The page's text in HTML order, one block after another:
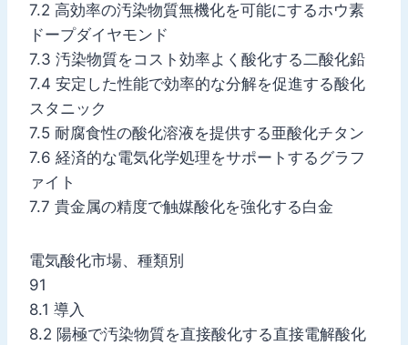
7.2 高効率の汚染物質無機化を可能にするホウ素
ドープダイヤモンド
7.3 汚染物質をコスト効率よく酸化する二酸化鉛
7.4 安定した性能で効率的な分解を促進する酸化
スタニック
7.5 耐腐食性の酸化溶液を提供する亜酸化チタン
7.6 経済的な電気化学処理をサポートするグラフ
ァイト
7.7 貴金属の精度で触媒酸化を強化する白金
電気酸化市場、種類別
91
8.1 導入
8.2 陽極で汚染物質を直接酸化する直接電解酸化